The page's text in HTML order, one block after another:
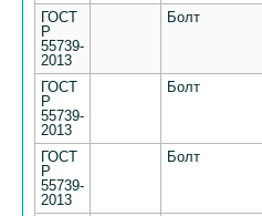
ГОСТ
Р
55739-
2013
Болт
ГОСТ
Р
55739-
2013
Болт
ГОСТ
Р
55739-
2013
Болт